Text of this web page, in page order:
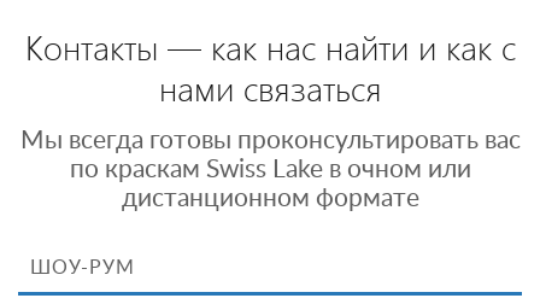
Контакты — как нас найти и как с
нами связаться
Мы всегда готовы проконсультировать вас
по краскам Swiss Lake в очном или
дистанционном формате
ШОУ-РУМ